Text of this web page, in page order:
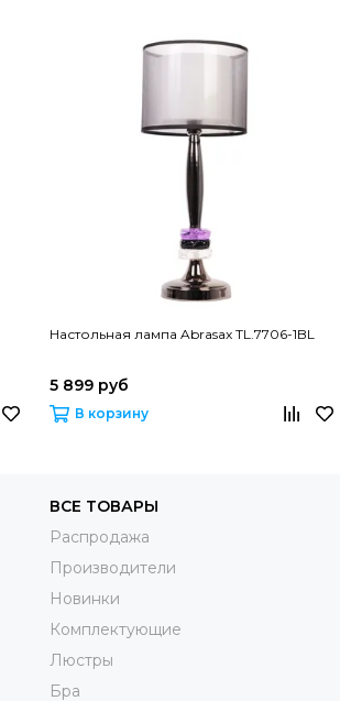
Настольная лампа Abrasax TL.7706-1BL
5 899 руб
В корзину
ВСЕ ТОВАРЫ
Распродажа
Производители
Новинки
Комплектующие
Люстры
Бра